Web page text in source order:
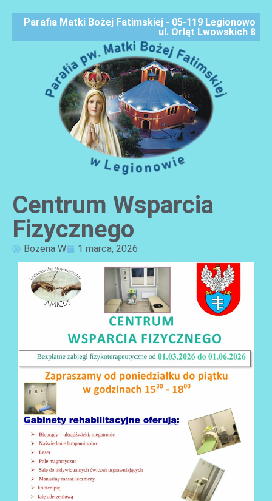
Parafia Matki Bożej Fatimskiej - 05-119 Legionowo
ul. Orląt Lwowskich 8
Centrum Wsparcia
Fizycznego
Bożena W 1 marca, 2026
AKTUALNOŚCI
AKTUALNOŚCI